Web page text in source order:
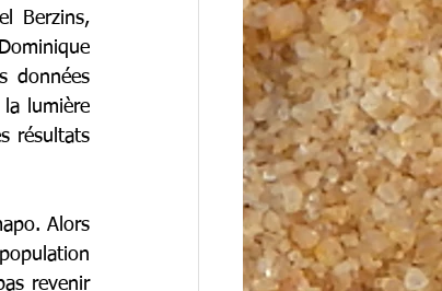
Berzins,
données
la lumière
résultats
Alors
revenir